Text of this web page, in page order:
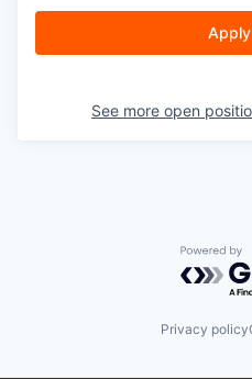
See more open
Privacy policy